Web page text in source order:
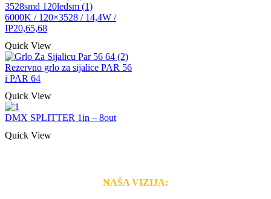
6000K / 120×3528 / 14,4W /
IP20,65,68
Quick View
Rezervno grlo za sijalice PAR 56
i PAR 64
Quick View
DMX SPLITTER 1in – 8out
Quick View
NAŠA VIZIJA: